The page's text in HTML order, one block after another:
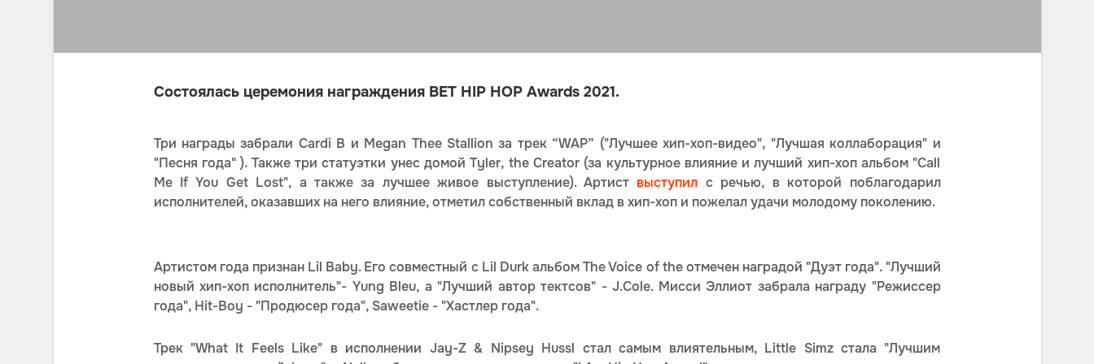
Состоялась церемония награждения BET HIP HOP Awards 2021.
Три награды забрали Cardi B и Megan Thee Stallion за трек “WAP” ("Лучшее хип-хоп-видео", "Лучшая коллаборация" и
"Песня года" ). Также три статуэтки унес домой Tyler, the Creator (за культурное влияние и лучший хип-хоп альбом "Call
Me If You Get Lost", а также за лучшее живое выступление). Артист выступил с речью, в которой поблагодарил
исполнителей, оказавших на него влияние, отметил собственный вклад в хип-хоп и пожелал удачи молодому поколению.
Артистом года признан Lil Baby. Его совместный с Lil Durk альбом The Voice of the отмечен наградой "Дуэт года". "Лучший
новый хип-хоп исполнитель"- Yung Bleu, а "Лучший автор тектсов" - J.Cole. Мисси Эллиот забрала награду "Режиссер
года", Hit-Boy - "Продюсер года", Saweetie - "Хастлер года".
Трек "What It Feels Like" в исполнении Jay-Z & Nipsey Hussl стал самым влиятельным, Little Simz стала "Лучшим